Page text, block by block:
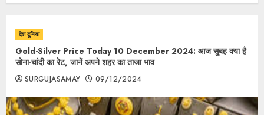
देश दुनिया
Gold-Silver Price Today 10 December 2024: आज सुबह क्या है
सोना-चांदी का रेट, जानें अपने शहर का ताजा भाव
SURGUJASAMAY 09/12/2024